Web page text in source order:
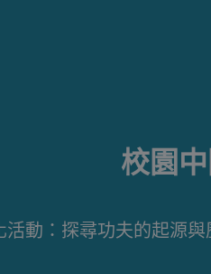
校園
活動：探尋功夫的起源與